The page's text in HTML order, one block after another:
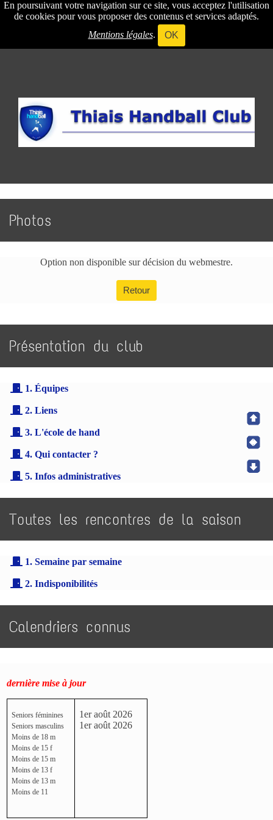
En poursuivant votre navigation sur ce site, vous acceptez l'utilisation
de cookies pour vous proposer des contenus et services adaptés.
Mentions légales. OK
Photos
Option non disponible sur décision du webmestre.
Retour
Présentation du club
1. Équipes
2. Liens
3. L'école de hand
4. Qui contacter ?
5. Infos administratives
Toutes les rencontres de la saison
1. Semaine par semaine
2. Indisponibilités
Calendriers connus
dernière mise à jour
Seniors féminines
Seniors masculins
Moins de 18 m
Moins de 15 f
Moins de 15 m
Moins de 13 f
Moins de 13 m
Moins de 11
1er août 2026
1er août 2026